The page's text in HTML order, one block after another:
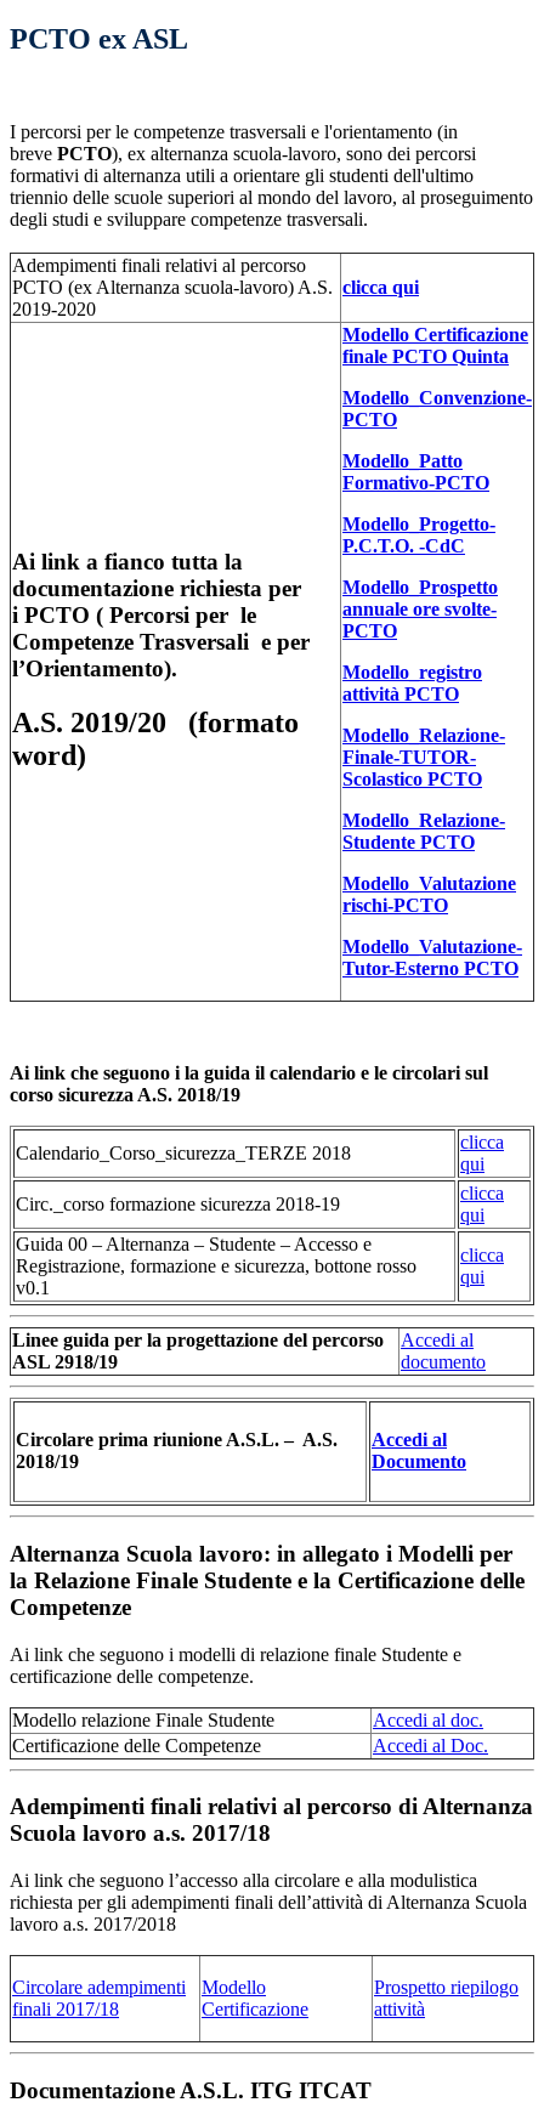
PCTO ex ASL
I percorsi per le competenze trasversali e l'orientamento (in
breve PCTO), ex alternanza scuola-lavoro, sono dei percorsi
formativi di alternanza utili a orientare gli studenti dell'ultimo
triennio delle scuole superiori al mondo del lavoro, al proseguimento
degli studi e sviluppare competenze trasversali.
Adempimenti finali relativi al percorso
PCTO (ex Alternanza scuola-lavoro) A.S.
2019-2020
clicca qui
Ai link a fianco tutta la
documentazione richiesta per
i PCTO ( Percorsi per le
Competenze Trasversali e per
l’Orientamento).
A.S. 2019/20
(formato
word)
Modello Certificazione
finale PCTO Quinta
Modello_Convenzione-
PCTO
Modello_Patto
Formativo-PCTO
Modello_Progetto-
P.C.T.O. -CdC
Modello_Prospetto
annuale ore svolte-
PCTO
Modello_registro
attività PCTO
Modello_Relazione-
Finale-TUTOR-
Scolastico PCTO
Modello_Relazione-
Studente PCTO
Modello_Valutazione
rischi-PCTO
Modello_Valutazione-
Tutor-Esterno PCTO
Ai link che seguono i la guida il calendario e le circolari sul
corso sicurezza A.S. 2018/19
Calendario_Corso_sicurezza_TERZE 2018
clicca
qui
Circ._corso formazione sicurezza 2018-19
clicca
qui
Guida 00 – Alternanza – Studente – Accesso e
Registrazione, formazione e sicurezza, bottone rosso
v0.1
clicca
qui
Linee guida per la progettazione del percorso
ASL 2918/19
Accedi al
documento
Circolare prima riunione A.S.L. – A.S.
2018/19
Accedi al
Documento
Alternanza Scuola lavoro: in allegato i Modelli per
la Relazione Finale Studente e la Certificazione delle
Competenze
Ai link che seguono i modelli di relazione finale Studente e
certificazione delle competenze.
Modello relazione Finale Studente
Accedi al doc.
Certificazione delle Competenze
Accedi al Doc.
Adempimenti finali relativi al percorso di Alternanza
Scuola lavoro a.s. 2017/18
Ai link che seguono l’accesso alla circolare e alla modulistica
richiesta per gli adempimenti finali dell’attività di Alternanza Scuola
lavoro a.s. 2017/2018
Circolare adempimenti
finali 2017/18
Modello
Certificazione
Prospetto riepilogo
attività
Documentazione A.S.L. ITG ITCAT